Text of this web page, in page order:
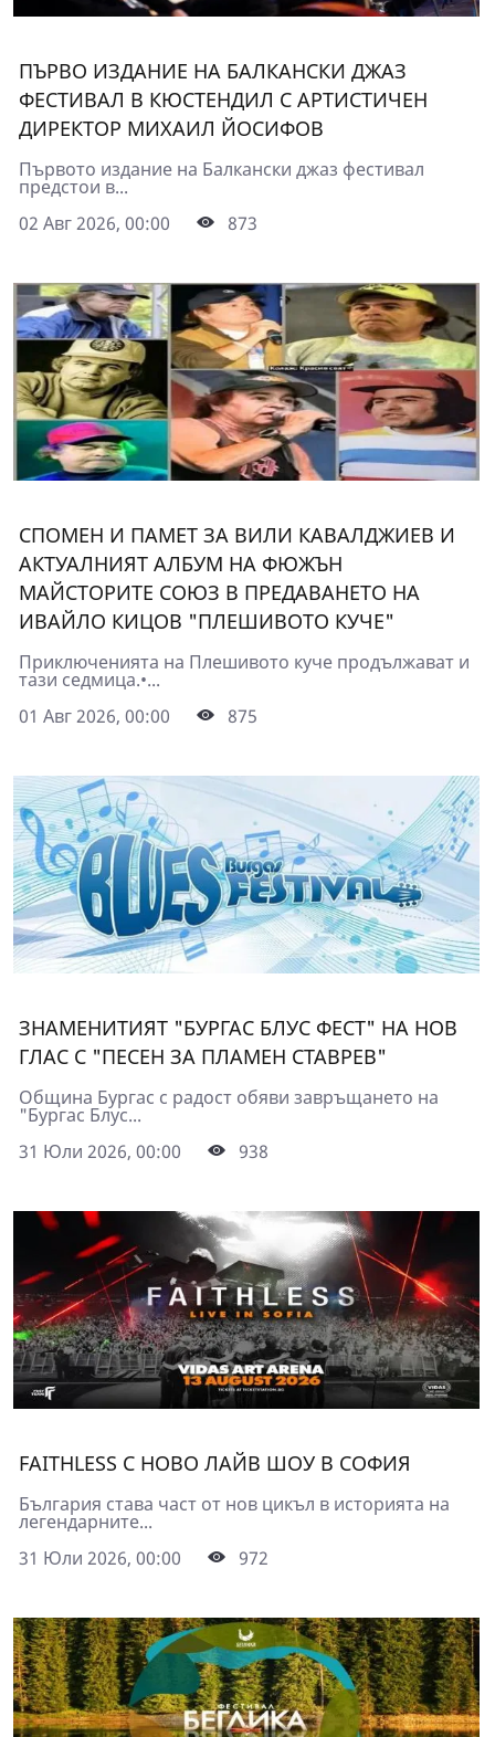
ПЪРВО ИЗДАНИЕ НА БАЛКАНСКИ ДЖАЗ
ФЕСТИВАЛ В КЮСТЕНДИЛ С АРТИСТИЧЕН
ДИРЕКТОР МИХАИЛ ЙОСИФОВ
Първото издание на Балкански джаз фестивал
предстои в...
02 Авг 2026, 00:00
873
СПОМЕН И ПАМЕТ ЗА ВИЛИ КАВАЛДЖИЕВ И
АКТУАЛНИЯТ АЛБУМ НА ФЮЖЪН
МАЙСТОРИТЕ СОЮЗ В ПРЕДАВАНЕТО НА
ИВАЙЛО КИЦОВ "ПЛЕШИВОТО КУЧЕ"
Приключенията на Плешивото куче продължават и
тази седмица.•...
01 Авг 2026, 00:00
875
ЗНАМЕНИТИЯТ "БУРГАС БЛУС ФЕСТ" НА НОВ
ГЛАС С "ПЕСЕН ЗА ПЛАМЕН СТАВРЕВ"
Община Бургас с радост обяви завръщането на
"Бургас Блус...
31 Юли 2026, 00:00
938
FAITHLESS С НОВО ЛАЙВ ШОУ В СОФИЯ
България става част от нов цикъл в историята на
легендарните...
31 Юли 2026, 00:00
972